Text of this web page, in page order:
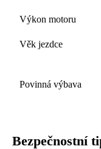
Výkon motoru
Věk jezdce
Povinná výbava
Bezpečnostní